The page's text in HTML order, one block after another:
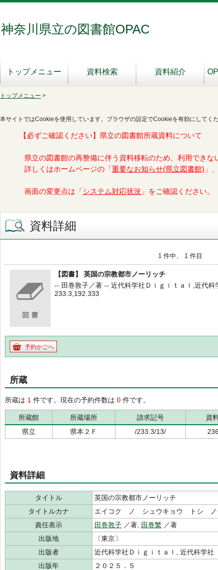
神奈川県立の図書館OPAC
トップメニュー 資料検索 資料紹介
トップメニュー >
本サイトではCookieを使用しています。ブラウザの設定でCookieを有効にしてく
【必ずご確認ください】県立の図書館所蔵資料について
県立の図書館の再整備に伴う資料移転のため、利用できな
詳しくはホームページの「 重要なお知らせ(県立図書館) 」
画面の変更点は「 システム対応状況 」をご確認ください。
資料詳細
1 件中、 1 件目
【図書】 英国の宗教都市ノーリッチ
-- 田巻敦子／著 -- 近代科学社Ｄｉｇｉｔａｌ,近代
233.3,192.333
予約かごへ
所蔵
所蔵は 1 件です。現在の予約件数は 0 件です。
所蔵館 所蔵場所 請求記号
資
県立
県本２Ｆ /233.3/13/
資料詳細
タイトル
英国の宗教都市ノーリッチ
タイトルカナ
エイコク ノ シュウキョウ トシ ノ
責任表示
田巻敦子 ／著, 田巻繁 ／著
出版地
〔東京〕
出版者
近代科学社Ｄｉｇｉｔａｌ, 近代科学
出版年
２０２５．５